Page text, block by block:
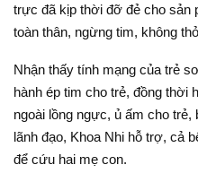
trực đã kịp thời đỡ đẻ cho sản
toàn thân, ngừng tim, không
Nhận thấy tính mạng của trẻ
hành ép tim cho trẻ, đồng thời
ngoài lồng ngực, ủ ấm cho trẻ,
lãnh đạo, Khoa Nhi hỗ trợ, cả
để cứu hai mẹ con.